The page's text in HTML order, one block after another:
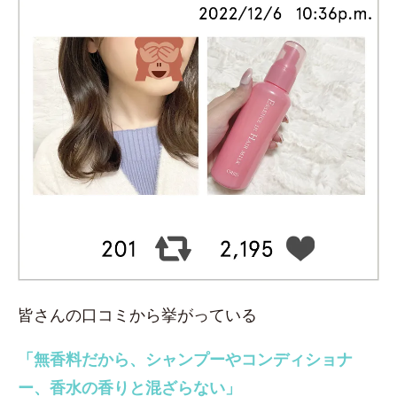
皆さんの口コミから挙がっている
「無香料だから、シャンプーやコンディショナ
ー、香水の香りと混ざらない」